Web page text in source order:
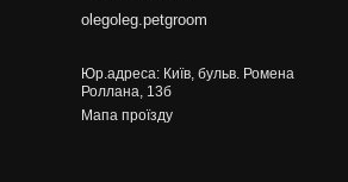
olegoleg.petgroom
Юр.адреса: Київ, бульв. Ромена
Роллана, 13б
Мапа проїзду